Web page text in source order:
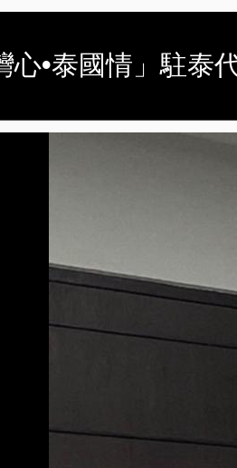
心•泰國情」駐泰